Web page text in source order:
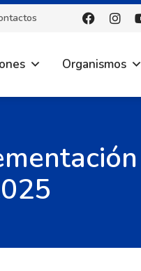
Organismos